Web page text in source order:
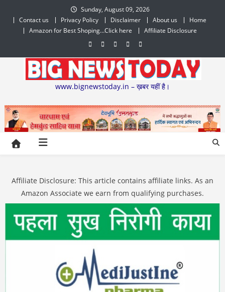
content
Sunday, August 09, 2026
Contact us
Privacy Policy Disclaimer About us
Home
Amazon for Best Shoping…Click here
Affiliate Disclosure
www.bignewstoday.in – ख़बर यहीं है।
Affiliate Disclosure: This article contains affiliate links. As an
Amazon Associate we earn from qualifying purchases.